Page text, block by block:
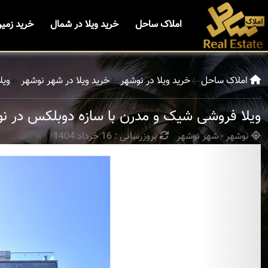
املاک ساحل خرید ویلا در شمال خرید
املاک ساحل خرید ویلا در نوشهر خرید ویلا در شهر نوشهر
ویلا فروشی شیک و مدرن با سازه دوبلکس در
نوشهر - شهر نوشهر بروزرسانی : 16 خرداد 1404